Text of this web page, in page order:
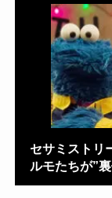
セサミストリ
ルモたちが”